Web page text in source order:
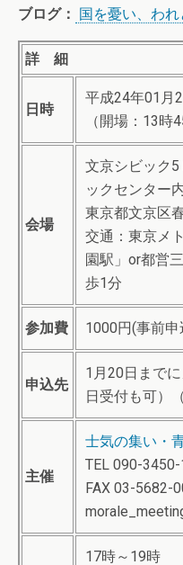
ブログ： 国を憂い、わ
詳 細
日時
平成24年01月
（開場：13時
会場
文京シビック
ックセンター内
東京都文京区
交通：東京メ
園駅」or都営
歩1分
参加費 1000円(事前
申込先
1月20日まで
日受付も可）
主催
士気の集い・
TEL 090-3450-
FAX 03-5682-
17時～19時